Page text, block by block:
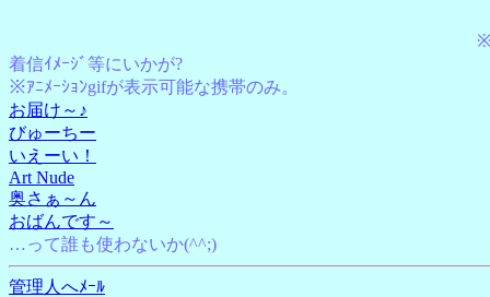
着信ｲﾒｰｼﾞ等にいかが?
※ｱﾆﾒｰｼｮﾝgifが表示可能な携帯のみ。
お届け～♪
びゅーちー
いえーい！
Art Nude
奥さぁ～ん
おばんです～
…って誰も使わないか(^^;)
管理人へﾒｰﾙ